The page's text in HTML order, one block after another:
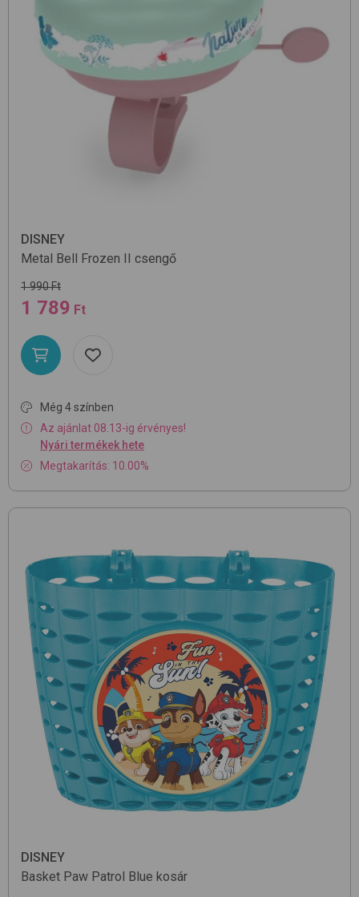
DISNEY
Metal Bell
Frozen II csengő
1 990 Ft
1 789 Ft
Még 4 színben
Az ajánlat 08.13-ig érvényes!
Nyári termékek hete
Megtakarítás: 10.00%
DISNEY
Basket Paw Patrol Blue kosár